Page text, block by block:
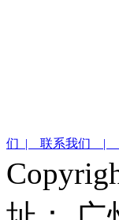
们 | 联系我们 |